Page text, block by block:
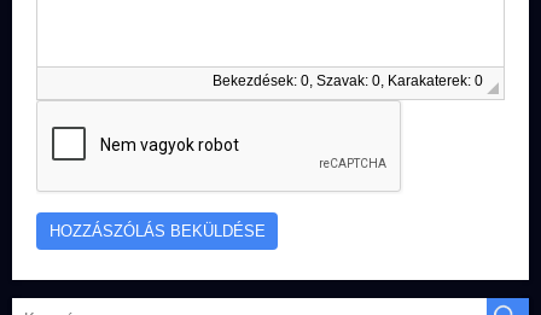
Bekezdések: 0, Szavak: 0, Karakaterek: 0